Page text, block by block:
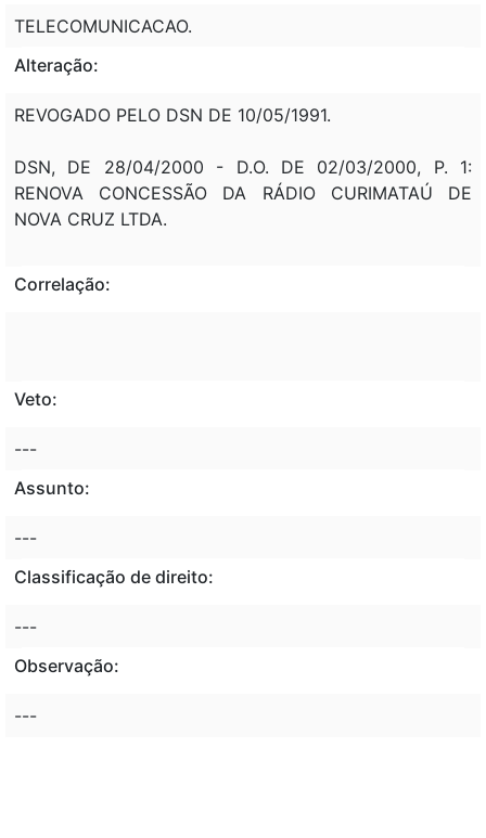
TELECOMUNICACAO.
Alteração:
REVOGADO PELO DSN DE 10/05/1991.
DSN, DE 28/04/2000 - D.O. DE 02/03/2000, P. 1:
RENOVA CONCESSÃO DA RÁDIO CURIMATAÚ DE
NOVA CRUZ LTDA.
Correlação:
Veto:
---
Assunto:
---
Classificação de direito:
---
Observação:
---